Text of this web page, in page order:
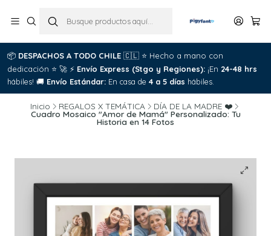
📦 DESPACHOS A TODO CHILE 🇨🇱 ⭐ Hecho a mano con
dedicación ⭐ 🚀 ⚡ Envío Express (Stgo y Regiones): ¡En 24-48 hrs
hábiles! 🚚 Envío Estándar: En casa de 4 a 5 días hábiles.
Inicio REGALOS X TEMÁTICA DÍA DE LA MADRE ❤️
Cuadro Mosaico "Amor de Mamá" Personalizado: Tu
Historia en 14 Fotos